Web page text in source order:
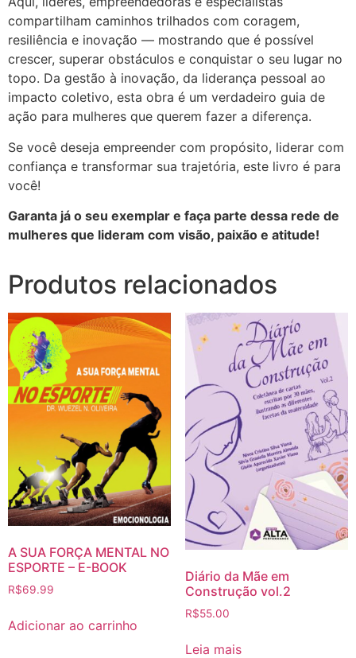
compartilham caminhos trilhados com coragem,
resiliência e inovação — mostrando que é possível
crescer, superar obstáculos e conquistar o seu lugar no
topo. Da gestão à inovação, da liderança pessoal ao
impacto coletivo, esta obra é um verdadeiro guia de
ação para mulheres que querem fazer a diferença.
Se você deseja empreender com propósito, liderar com
confiança e transformar sua trajetória, este livro é para
você!
Garanta já o seu exemplar e faça parte dessa rede de
mulheres que lideram com visão, paixão e atitude!
Produtos relacionados
A SUA FORÇA MENTAL NO
ESPORTE – E-BOOK
R$69.99
Adicionar ao carrinho
Diário da Mãe em
Construção vol.2
R$55.00
Leia mais